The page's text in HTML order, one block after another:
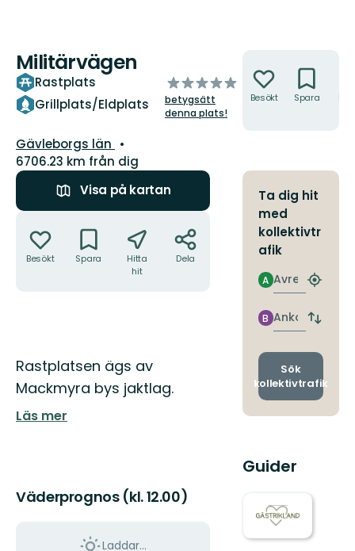
Militärvägen
Rastplats
Grillplats/Eldplats
av
5
stjärnor
betygsätt
denna plats!
Län:
Gävleborgs län
6706.23 km från dig
Visa på kartan
Besökt Spara
Hitta
hit
Dela
Beskrivning
Rastplatsen ägs av
Mackmyra bys jaktlag.
Läs mer
Väderprognos (kl. 12.00)
Laddar...
Besökt Spara
Ta dig hit
med
kollektivtr
afik
Avresa
A
Hitta
Ankomst
B
Byt
och
Sök
kollektivtrafik
Guider